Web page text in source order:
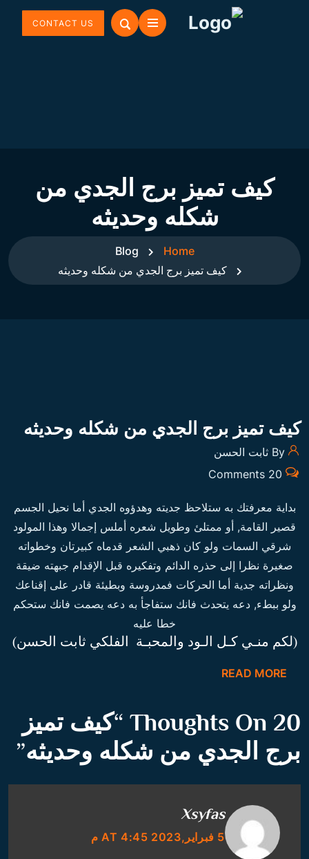
CONTACT US
كيف تميز برج الجدي من
شكله وحديثه
Home
Blog
كيف تميز برج الجدي من شكله وحديثه
كيف تميز برج الجدي من شكله وحديثه
20 Comments
بداية معرفتك به ستلاحظ جديته وهدؤوه الجدي أما نحيل الجسم
قصير القامة, أو ممتلئ وطويل شعره أملس إجمالا وهذا المولود
شرقي السمات ولو كان ذهبي الشعر قدماه كبيرتان وخطواته
صغيرة نظرا إلى حذره الدائم وتفكيره قبل الإقدام جبهته ضيقة
ونظراته جدية أما الحركات فمدروسة وبطيئة قادر على إقناعك
ولو ببطء, دعه يتحدث فانك ستفاجأ به دعه يصمت فانك ستحكم
خطا عليه
(لكم منـي كـل الـود والمحبـة الفلكي ثابت الحسن)
READ MORE
20 Thoughts On “
كيف تميز
برج الجدي من شكله وحديثه”
Xsyfas
5 فبراير,2023 AT 4:45 م